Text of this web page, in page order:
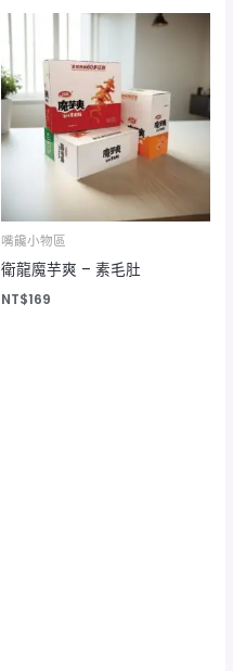
嘴饞小物區
衛龍魔芋爽 – 素毛肚
NT$169